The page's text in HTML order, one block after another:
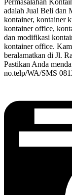
Permasalahan
adalah Jual Beli dan
kontainer, kontainer
kontainer office,
dan modifikasi
kontainer office.
beralamatkan di Jl.
Pastikan Anda
no.telp/WA/SMS